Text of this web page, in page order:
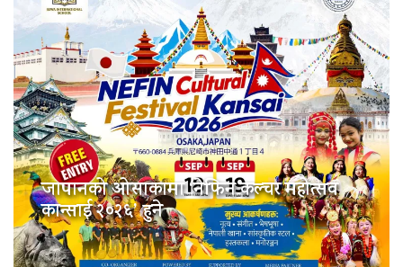
जापानको ओसाकामा ‘नेफिन कल्चर महोत्सव
कान्साई २०२६’ हुने